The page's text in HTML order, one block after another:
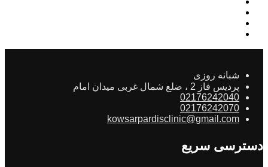
شبانه روزی
پردیس فاز 2 ، ضلع شمال غربی میدان امام
02176242040
02176242070
kowsarpardisclinic@gmail.com
دسترسی سریع